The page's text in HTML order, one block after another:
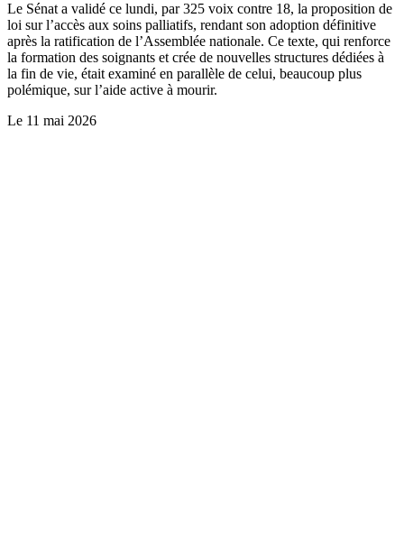
Le Sénat a validé ce lundi, par 325 voix contre 18, la proposition de
loi sur l’accès aux soins palliatifs, rendant son adoption définitive
après la ratification de l’Assemblée nationale. Ce texte, qui renforce
la formation des soignants et crée de nouvelles structures dédiées à
la fin de vie, était examiné en parallèle de celui, beaucoup plus
polémique, sur l’aide active à mourir.
Le 11 mai 2026